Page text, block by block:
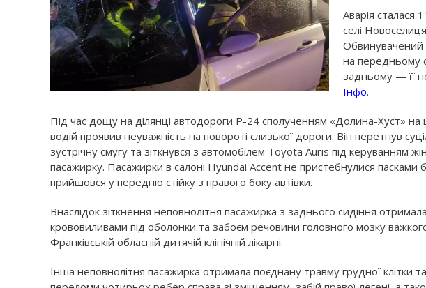
Аварія сталася
селі
Обвинувачений
на передньому
задньому — її
Інфо.
Під час дощу на ділянці автодороги Р-24 сполученням «Долина-Хуст»
водій проявив неуважність на повороті слизької дороги. Він перетнув
зустрічну смугу та зіткнувся з автомобілем Toyota Auris під керуванням
пасажирку. Пасажирки в салоні Hyundai Accent не пристебнулися пасками
прийшовся у передню стійку з правого боку автівки.
Внаслідок зіткнення неповнолітня пасажирка з заднього сидіння
крововиливами під оболонки та забоєм речовини головного мозку
Франківській обласній дитячій клінічній лікарні.
Інша неповнолітня пасажирка отримала поєднану травму грудної клітки